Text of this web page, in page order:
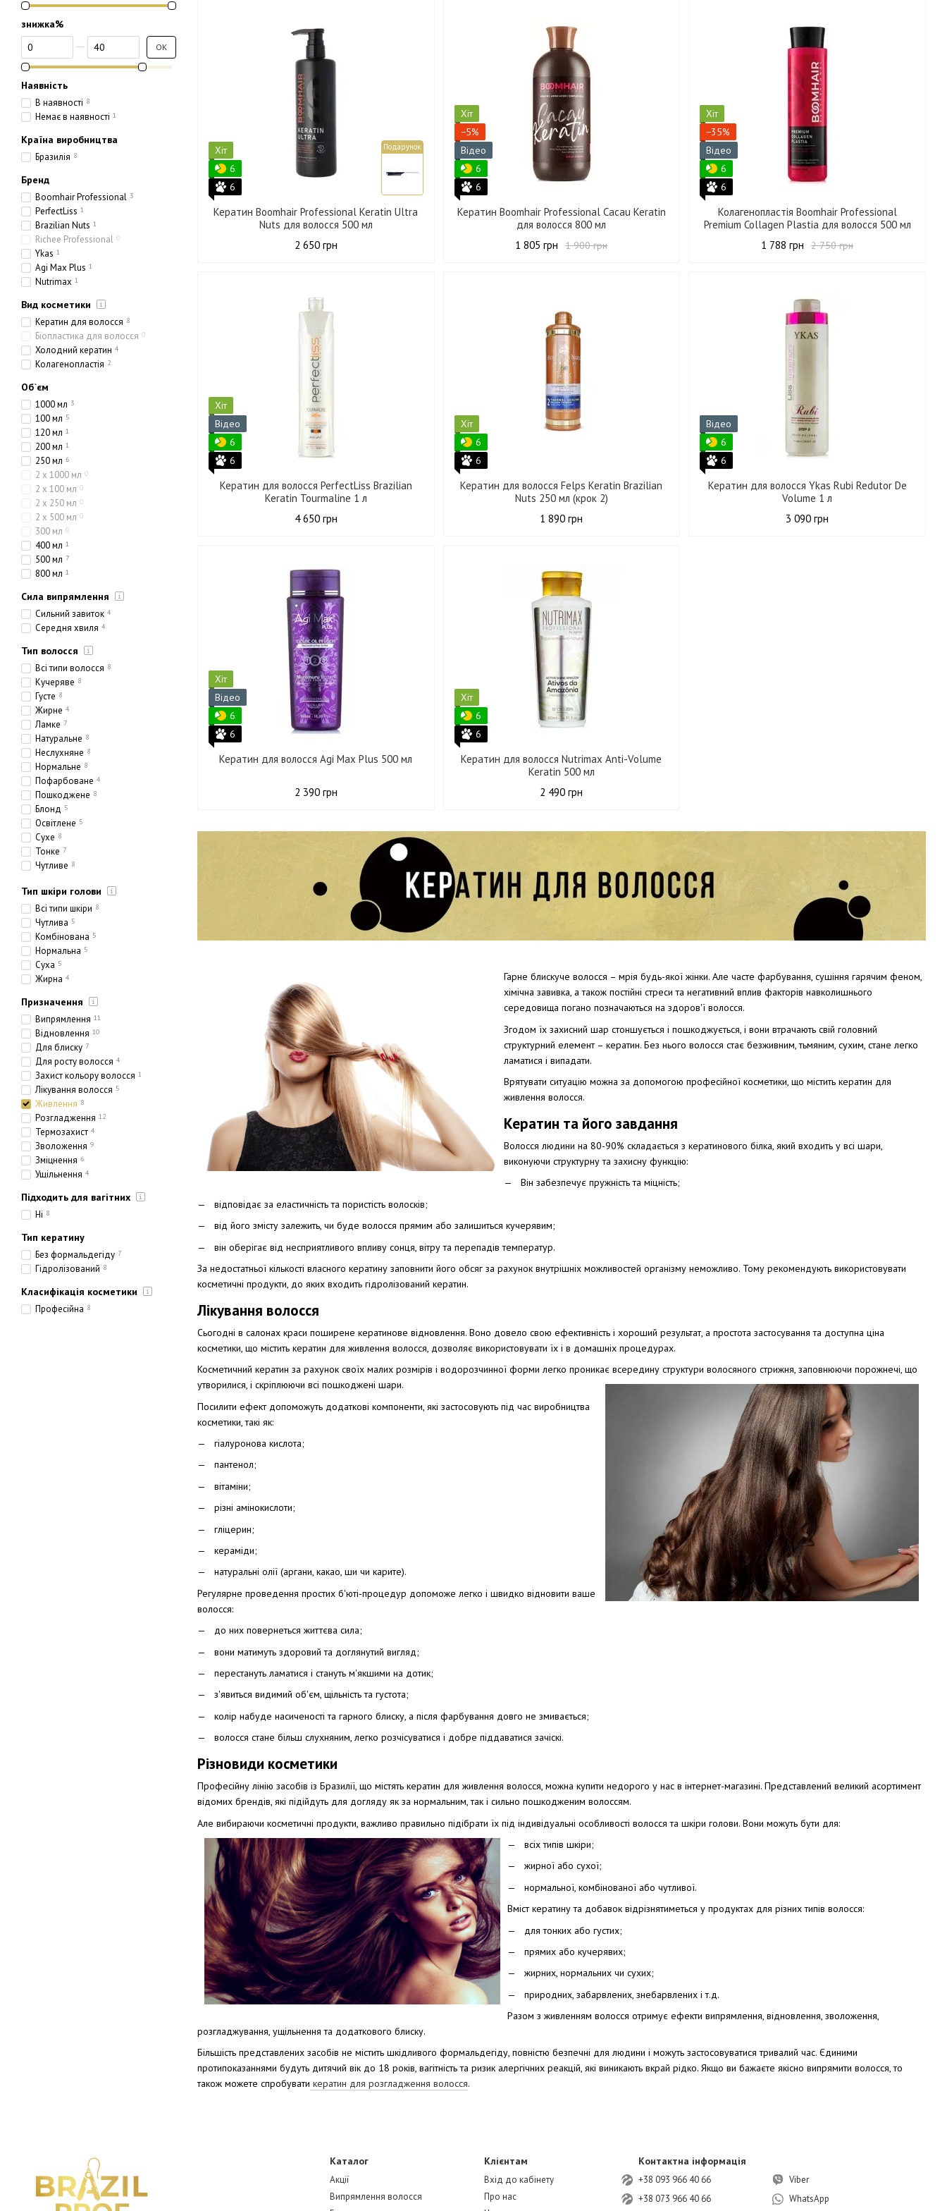
Гарне блискуче волосся – мрія будь-якої жінки. Але часте фарбування, сушіння гарячим феном,
хімічна завивка, а також постійні стреси та негативний вплив факторів навколишнього
середовища погано позначаються на здоров'ї волосся.
Згодом їх захисний шар стоншується і пошкоджується, і вони втрачають свій головний
структурний елемент – кератин. Без нього волосся стає безживним, тьмяним, сухим, стане легко
ламатися і випадати.
Врятувати ситуацію можна за допомогою професійної косметики, що містить кератин для
живлення волосся.
Кератин та його завдання
Волосся людини на 80-90% складається з кератинового білка, який входить у всі шари,
виконуючи структурну та захисну функцію:
Він забезпечує пружність та міцність;
відповідає за еластичність та пористість волосків;
від його змісту залежить, чи буде волосся прямим або залишиться кучерявим;
він оберігає від несприятливого впливу сонця, вітру та перепадів температур.
За недостатньої кількості власного кератину заповнити його обсяг за рахунок внутрішніх можливостей організму неможливо. Тому рекомендують використовувати
косметичні продукти, до яких входить гідролізований кератин.
Лікування волосся
Сьогодні в салонах краси поширене кератинове відновлення. Воно довело свою ефективність і хороший результат, а простота застосування та доступна ціна
косметики, що містить кератин для живлення волосся, дозволяє використовувати їх і в домашніх процедурах.
Косметичний кератин за рахунок своїх малих розмірів і водорозчинної форми легко проникає всередину структури волосяного стрижня, заповнюючи порожнечі, що
утворилися, і скріплюючи всі пошкоджені шари.
Посилити ефект допоможуть додаткові компоненти, які застосовують під час виробництва
косметики, такі як:
гіалуронова кислота;
пантенол;
вітаміни;
різні амінокислоти;
гліцерин;
кераміди;
натуральні олії (аргани, какао, ши чи карите).
Регулярне проведення простих б'юті-процедур допоможе легко і швидко відновити ваше
волосся:
до них повернеться життєва сила;
вони матимуть здоровий та доглянутий вигляд;
перестануть ламатися і стануть м'якшими на дотик;
з'явиться видимий об'єм, щільність та густота;
колір набуде насиченості та гарного блиску, а після фарбування довго не змивається;
волосся стане більш слухняним, легко розчісуватися і добре піддаватися зачіскі.
Різновиди косметики
Професійну лінію засобів із Бразилії, що містять кератин для живлення волосся, можна купити недорого у нас в інтернет-магазині. Представлений великий асортимент
відомих брендів, які підійдуть для догляду як за нормальним, так і сильно пошкодженим волоссям.
Але вибираючи косметичні продукти, важливо правильно підібрати їх під індивідуальні особливості волосся та шкіри голови. Вони можуть бути для:
всіх типів шкіри;
жирної або сухої;
нормальної, комбінованої або чутливої.
Вміст кератину та добавок відрізнятиметься у продуктах для різних типів волосся:
для тонких або густих;
прямих або кучерявих;
жирних, нормальних чи сухих;
природних, забарвлених, знебарвлених і т.д.
Разом з живленням волосся отримує ефекти випрямлення, відновлення, зволоження,
розгладжування, ущільнення та додаткового блиску.
Більшість представлених засобів не містить шкідливого формальдегіду, повністю безпечні для людини і можуть застосовуватися тривалий час. Єдиними
протипоказаннями будуть дитячий вік до 18 років, вагітність та ризик алергічних реакцій, які виникають вкрай рідко. Якщо ви бажаєте якісно випрямити волосся, то
також можете спробувати кератин для розгладження волосся.
Подарунок
Хіт
6
6
Кератин Boomhair Professional Keratin Ultra
Nuts для волосся 500 мл
2 650 грн
Хіт
−5%
Відео
6
6
Кератин Boomhair Professional Cacau Keratin
для волосся 800 мл
1 900 грн
1 805 грн
Хіт
−35%
Відео
6
6
Колагенопластія Boomhair Professional
Premium Collagen Plastia для волосся 500 мл
2 750 грн
1 788 грн
Хіт
Відео
6
6
Кератин для волосся PerfectLiss Brazilian
Keratin Tourmaline 1 л
4 650 грн
Хіт
6
6
Кератин для волосся Felps Keratin Brazilian
Nuts 250 мл (крок 2)
1 890 грн
Відео
6
6
Кератин для волосся Ykas Rubi Redutor De
Volume 1 л
3 090 грн
Хіт
Відео
6
6
Кератин для волосся Agi Max Plus 500 мл
2 390 грн
Хіт
6
6
Кератин для волосся Nutrimax Anti-Volume
Keratin 500 мл
2 490 грн
знижка%
Від знижка%
До знижка% ОК
Наявність
В наявності 8
Немає в наявності 1
Країна виробництва
Бразилія 8
Бренд
Boomhair Professional 3
PerfectLiss 1
Brazilian Nuts 1
Richee Professional 0
Ykas 1
Agi Max Plus 1
Nutrimax 1
Вид косметики
Кератин для волосся 8
Біопластика для волосся 0
Холодний кератин 4
Колагенопластія 2
Об`єм
1000 мл 3
100 мл 5
120 мл 1
200 мл 1
250 мл 6
2 x 1000 мл 0
2 x 100 мл 0
2 x 250 мл 0
2 x 500 мл 0
300 мл 0
400 мл 1
500 мл 7
800 мл 1
Сила випрямлення
Сильний завиток 4
Середня хвиля 4
Тип волосся
Всі типи волосся 8
Кучеряве 8
Густе 8
Жирне 4
Ламке 7
Натуральне 8
Неслухняне 8
Нормальне 8
Пофарбоване 4
Пошкоджене 8
Блонд 5
Освітлене 5
Сухе 8
Тонке 7
Чутливе 8
Товсте
Пористе 4
Тип шкіри голови
Всі типи шкіри 8
Чутлива 5
Комбінована 5
Нормальна 5
Суха 5
Жирна 4
Призначення
Випрямлення 11
Відновлення 10
Для блиску 7
Для росту волосся 4
Захист кольору волосся 1
Лікування волосся 5
Живлення 8
Розгладження 12
Термозахист 4
Зволоження 9
Зміцнення 6
Ущільнення 4
Підходить для вагітних
Ні 8
Тип кератину
Без формальдегіду 7
Гідролізований 8
Класифікація косметики
Професійна 8
Каталог
Акції
Випрямлення волосся
Клієнтам
Вхід до кабінету
Про нас
Контактна інформація
+38 093 966 40 66
+38 073 966 40 66
Viber
WhatsApp